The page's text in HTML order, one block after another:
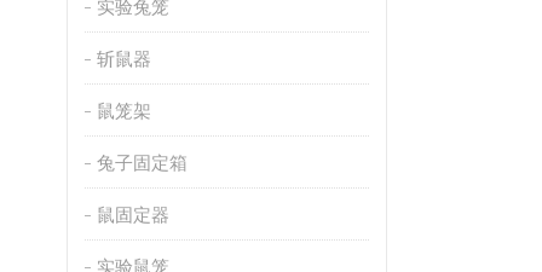
实验兔笼
斩鼠器
鼠笼架
兔子固定箱
鼠固定器
实验鼠笼